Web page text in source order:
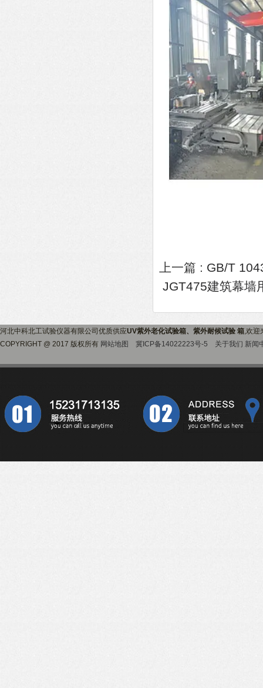
上一篇 : GB/T
JGT475建筑幕墙
河北中科北工试验仪器有限公司优质供应UV紫外老化试验箱、紫外耐候试验 箱,欢迎
COPYRIGHT @ 2017 版权所有 网站地图 冀ICP备14022223号-5 关于我们 新闻